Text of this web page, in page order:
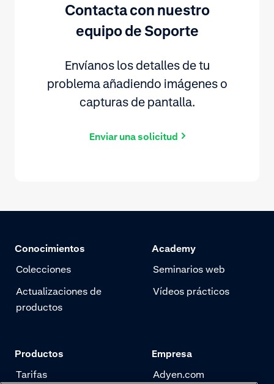
Contacta con nuestro
equipo de Soporte
Envíanos los detalles de tu
problema añadiendo imágenes o
capturas de pantalla.
Enviar una solicitud
Conocimientos
Colecciones
Actualizaciones de
productos
Academy
Seminarios web
Vídeos prácticos
Productos
Tarifas
Empresa
Adyen.com